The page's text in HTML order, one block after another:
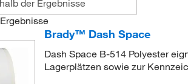
Ergebnisse
Brady™ Dash Space
Dash Space B-514 Polyester
Lagerplätzen sowie zur